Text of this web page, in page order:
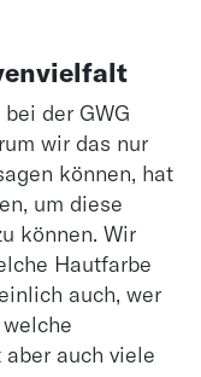
der GWG
wir das nur
können, hat
um diese
können. Wir
Hautfarbe
auch, wer
auch viele